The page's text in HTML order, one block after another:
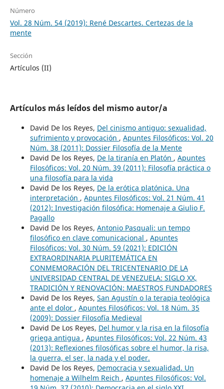
Número
Vol. 28 Núm. 54 (2019): René Descartes. Certezas de la
mente
Sección
Artículos (II)
Artículos más leídos del mismo autor/a
David De los Reyes, Del cinismo antiguo: sexualidad,
sufrimiento y provocación , Apuntes Filosóficos: Vol. 20
Núm. 38 (2011): Dossier Filosofía de la Mente
David De los Reyes, De la tiranía en Platón , Apuntes
Filosóficos: Vol. 20 Núm. 39 (2011): Filosofía práctica o
una filosofía para la vida
David De los Reyes, De la erótica platónica. Una
interpretación , Apuntes Filosóficos: Vol. 21 Núm. 41
(2012): Investigación filosófica: Homenaje a Giulio F.
Pagallo
David De los Reyes, Antonio Pasquali: un tempo
filosófico en clave comunicacional , Apuntes
Filosóficos: Vol. 30 Núm. 59 (2021): EDICIÓN
EXTRAORDINARIA PLURITEMÁTICA EN
CONMEMORACIÓN DEL TRICENTENARIO DE LA
UNIVERSIDAD CENTRAL DE VENEZUELA: SIGLO XX,
TRADICIÓN Y RENOVACIÓN: MAESTROS FUNDADORES
David De los Reyes, San Agustín o la terapia teológica
ante el dolor , Apuntes Filosóficos: Vol. 18 Núm. 35
(2009): Dossier Filosofía Medieval
David De Los Reyes, Del humor y la risa en la filosofía
griega antigua , Apuntes Filosóficos: Vol. 22 Núm. 43
(2013): Reflexiones filosóficas sobre el humor, la risa,
la guerra, el ser, la nada y el poder.
David De los Reyes, Democracia y sexualidad. Un
homenaje a Wilhelm Reich , Apuntes Filosóficos: Vol.